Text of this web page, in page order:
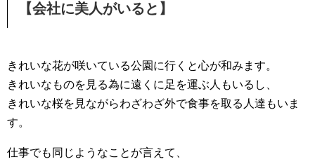
【会社に美人がいると】
きれいな花が咲いている公園に行くと心が和みます。
きれいなものを見る為に遠くに足を運ぶ人もいるし、
きれいな桜を見ながらわざわざ外で食事を取る人達もいま
す。
仕事でも同じようなことが言えて、